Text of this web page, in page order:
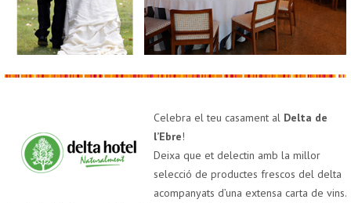
Celebra el teu casament al Delta de
l’Ebre!
Deixa que et delectin amb la millor
selecció de productes frescos del delta
acompanyats d’una extensa carta de vins.